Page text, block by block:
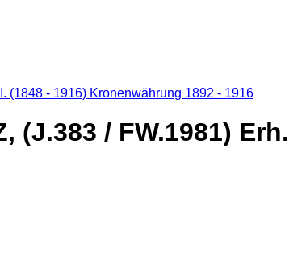
(1848 - 1916) Kronenwährung 1892 - 1916
(J.383 / FW.1981)